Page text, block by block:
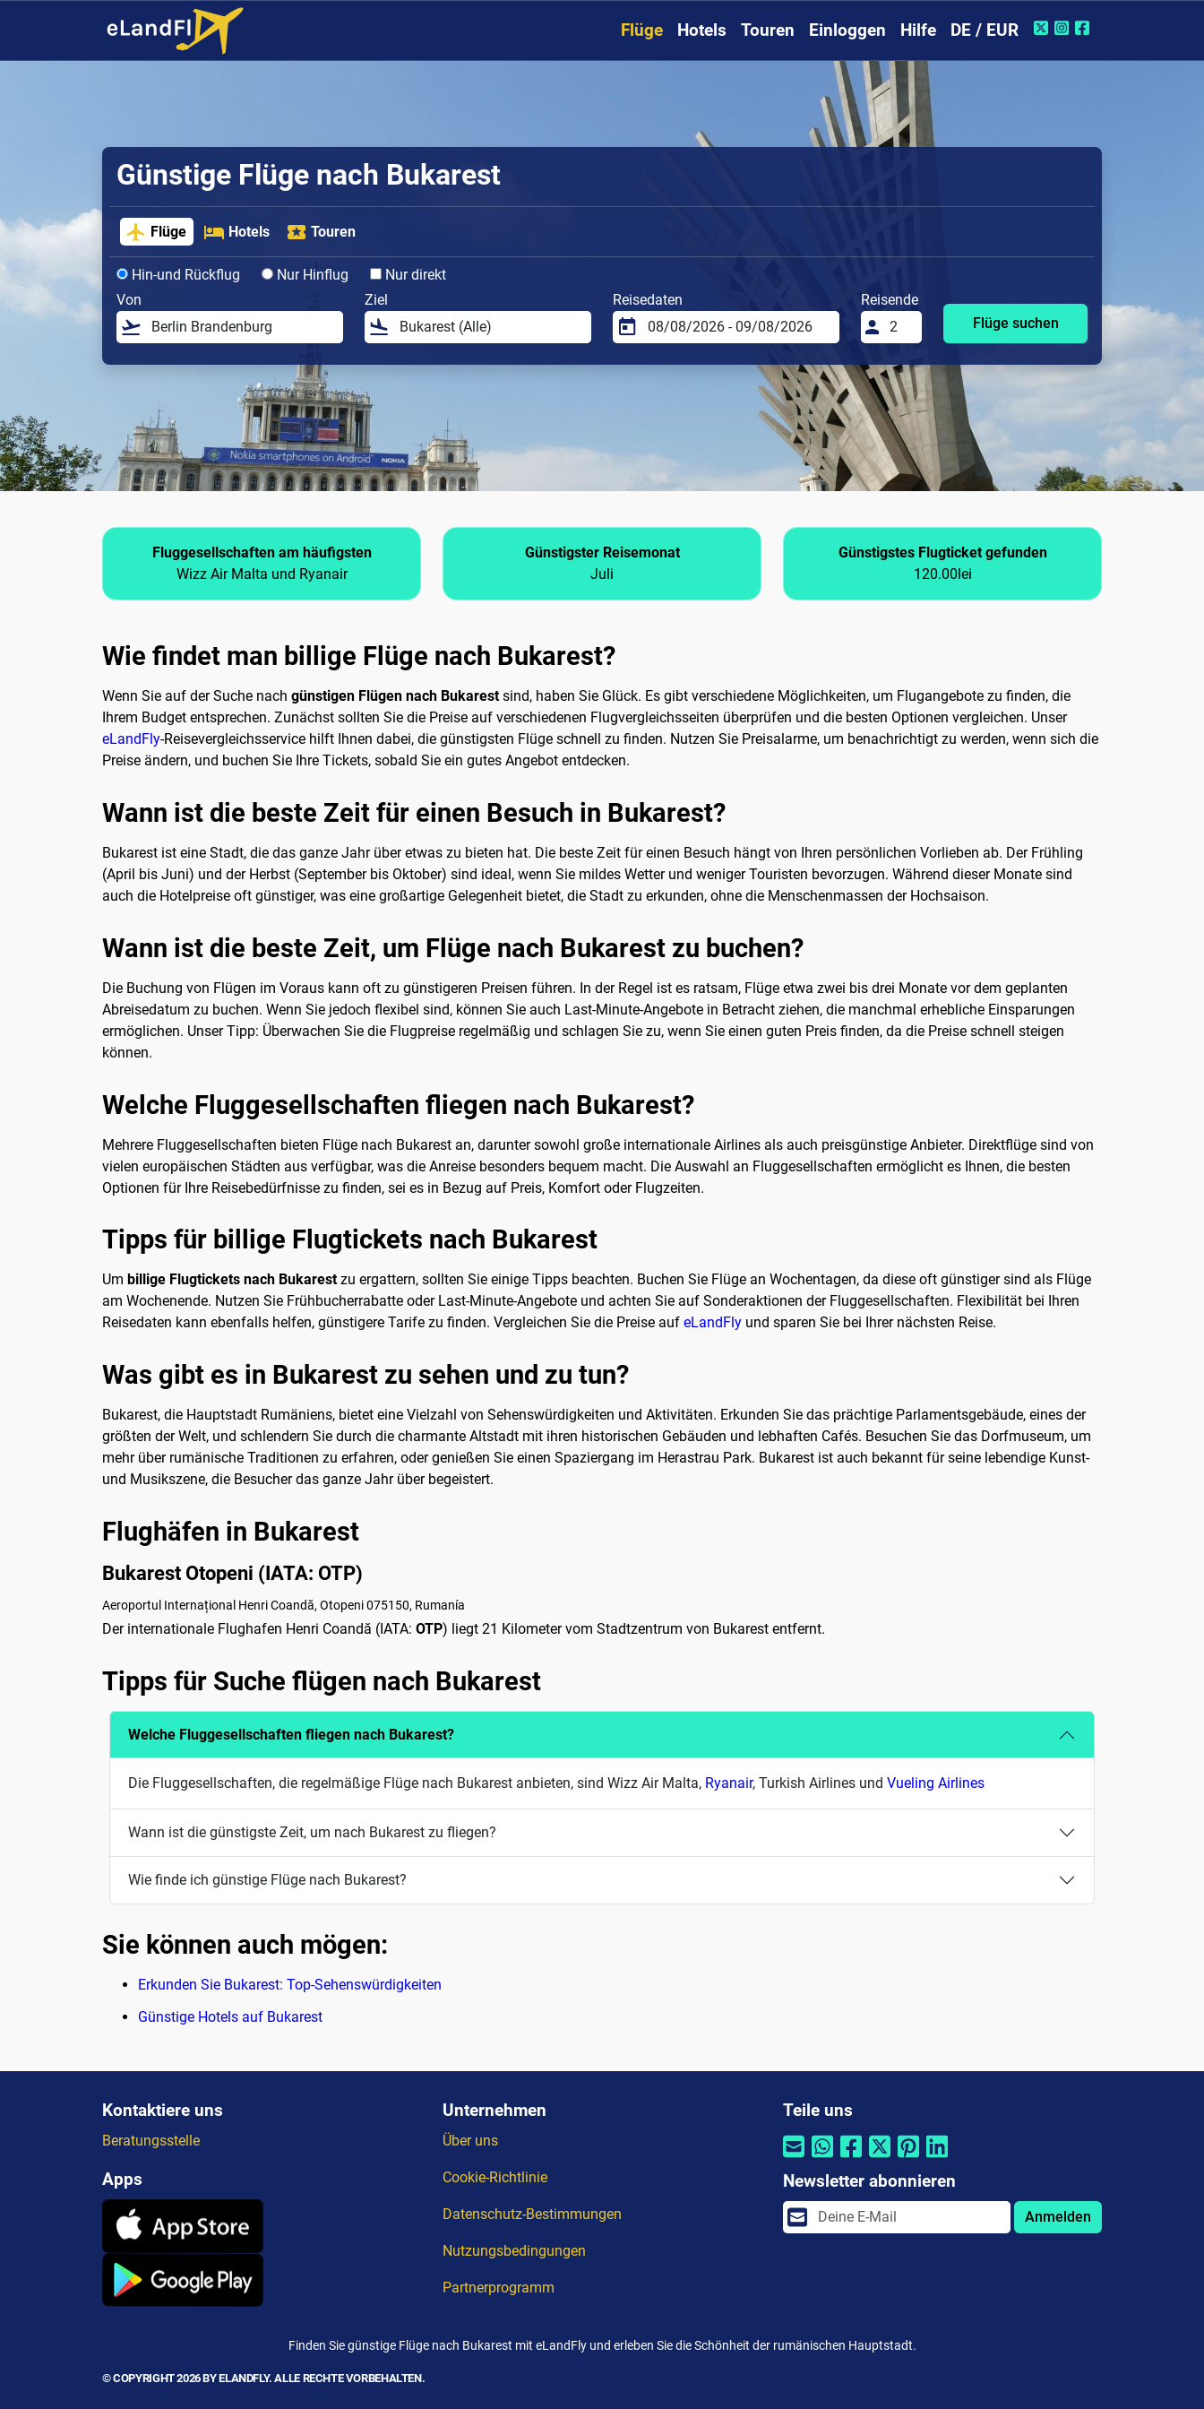
Flüge Hotels Touren Einloggen Hilfe DE / EUR
Günstige Flüge nach Bukarest
Flüge Hotels Touren
Hin-und Rückflug Nur Hinflug
Nur direkt
Von
Ziel Reisedaten
Reisende
Flüge suchen
Fluggesellschaften am häufigsten
Wizz Air Malta und Ryanair
Günstigster Reisemonat
Juli
Günstigstes Flugticket gefunden
120.00lei
Wie findet man billige Flüge nach Bukarest?
Wenn Sie auf der Suche nach günstigen Flügen nach Bukarestsind, haben Sie Glück. Es gibt verschiedene Möglichkeiten, um Flugangebote zu finden, die
Ihrem Budget entsprechen. Zunächst sollten Sie die Preise auf verschiedenen Flugvergleichsseiten überprüfen und die besten Optionen vergleichen. Unser
eLandFly-Reisevergleichsservice hilft Ihnen dabei, die günstigsten Flüge schnell zu finden. Nutzen Sie Preisalarme, um benachrichtigt zu werden, wenn sich die
Preise ändern, und buchen Sie Ihre Tickets, sobald Sie ein gutes Angebot entdecken.
Wann ist die beste Zeit für einen Besuch in Bukarest?
Bukarest ist eine Stadt, die das ganze Jahr über etwas zu bieten hat. Die beste Zeit für einen Besuch hängt von Ihren persönlichen Vorlieben ab. Der Frühling
(April bis Juni) und der Herbst (September bis Oktober) sind ideal, wenn Sie mildes Wetter und weniger Touristen bevorzugen. Während dieser Monate sind
auch die Hotelpreise oft günstiger, was eine großartige Gelegenheit bietet, die Stadt zu erkunden, ohne die Menschenmassen der Hochsaison.
Wann ist die beste Zeit, um Flüge nach Bukarest zu buchen?
Die Buchung von Flügen im Voraus kann oft zu günstigeren Preisen führen. In der Regel ist es ratsam, Flüge etwa zwei bis drei Monate vor dem geplanten
Abreisedatum zu buchen. Wenn Sie jedoch flexibel sind, können Sie auch Last-Minute-Angebote in Betracht ziehen, die manchmal erhebliche Einsparungen
ermöglichen. Unser Tipp: Überwachen Sie die Flugpreise regelmäßig und schlagen Sie zu, wenn Sie einen guten Preis finden, da die Preise schnell steigen
können.
Welche Fluggesellschaften fliegen nach Bukarest?
Mehrere Fluggesellschaften bieten Flüge nach Bukarest an, darunter sowohl große internationale Airlines als auch preisgünstige Anbieter. Direktflüge sind von
vielen europäischen Städten aus verfügbar, was die Anreise besonders bequem macht. Die Auswahl an Fluggesellschaften ermöglicht es Ihnen, die besten
Optionen für Ihre Reisebedürfnisse zu finden, sei es in Bezug auf Preis, Komfort oder Flugzeiten.
Tipps für billige Flugtickets nach Bukarest
Um billige Flugtickets nach Bukarestzu ergattern, sollten Sie einige Tipps beachten. Buchen Sie Flüge an Wochentagen, da diese oft günstiger sind als Flüge
am Wochenende. Nutzen Sie Frühbucherrabatte oder Last-Minute-Angebote und achten Sie auf Sonderaktionen der Fluggesellschaften. Flexibilität bei Ihren
Reisedaten kann ebenfalls helfen, günstigere Tarife zu finden. Vergleichen Sie die Preise auf eLandFly und sparen Sie bei Ihrer nächsten Reise.
Was gibt es in Bukarest zu sehen und zu tun?
Bukarest, die Hauptstadt Rumäniens, bietet eine Vielzahl von Sehenswürdigkeiten und Aktivitäten. Erkunden Sie das prächtige Parlamentsgebäude, eines der
größten der Welt, und schlendern Sie durch die charmante Altstadt mit ihren historischen Gebäuden und lebhaften Cafés. Besuchen Sie das Dorfmuseum, um
mehr über rumänische Traditionen zu erfahren, oder genießen Sie einen Spaziergang im Herastrau Park. Bukarest ist auch bekannt für seine lebendige Kunst-
und Musikszene, die Besucher das ganze Jahr über begeistert.
Flughäfen in Bukarest
Bukarest Otopeni (IATA: OTP)
Aeroportul Internațional Henri Coandă, Otopeni 075150, Rumanía
Der internationale Flughafen Henri Coandă (IATA: OTP) liegt 21 Kilometer vom Stadtzentrum von Bukarest entfernt.
Tipps für Suche flügen nach Bukarest
Welche Fluggesellschaften fliegen nach Bukarest?
Die Fluggesellschaften, die regelmäßige Flüge nach Bukarest anbieten, sind Wizz Air Malta, Ryanair, Turkish Airlines und Vueling Airlines
Wann ist die günstigste Zeit, um nach Bukarest zu fliegen?
Wie finde ich günstige Flüge nach Bukarest?
Sie können auch mögen:
Erkunden Sie Bukarest: Top-Sehenswürdigkeiten
Günstige Hotels auf Bukarest
Kontaktiere uns
Beratungsstelle
Apps
Unternehmen
Über uns
Cookie-Richtlinie
Datenschutz-Bestimmungen
Nutzungsbedingungen
Partnerprogramm
Teile uns
Newsletter abonnieren
Anmelden
Finden Sie günstige Flüge nach Bukarest mit eLandFly und erleben Sie die Schönheit der rumänischen Hauptstadt.
© COPYRIGHT 2026 BY ELANDFLY. ALLE RECHTE VORBEHALTEN.